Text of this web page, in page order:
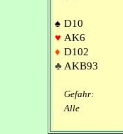
♠ D10
♥ AK6
♦ D102
♣ AKB93
Gefahr:
Alle